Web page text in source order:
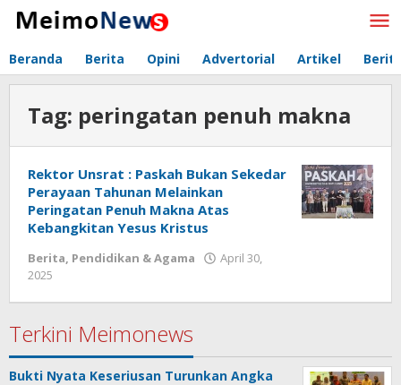
Lewati
Beranda Berita Opini Advertorial Artikel
Tag: peringatan penuh makna
Rektor Unsrat : Paskah Bukan Sekedar
Perayaan Tahunan Melainkan
Peringatan Penuh Makna Atas
Kebangkitan Yesus Kristus
Berita, Pendidikan & Agama
April 30,
2025
Terkini Meimonews
Bukti Nyata Keseriusan Turunkan Angka